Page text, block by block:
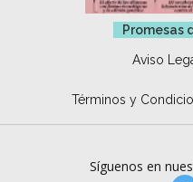
Promesas
Aviso
Términos y
Síguenos en